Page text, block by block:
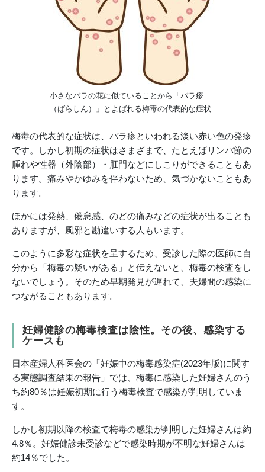
小さなバラの花に似ていることから「バラ疹
（ばらしん）」とよばれる梅毒の代表的な症状
梅毒の代表的な症状は、バラ疹といわれる淡い赤い色の発疹
です。しかし初期の症状はさまざまで、たとえばリンパ節の
腫れや性器（外陰部）・肛門などにしこりができることもあ
ります。痛みやかゆみを伴わないため、気づかないこともあ
ります。
ほかには発熱、倦怠感、のどの痛みなどの症状が出ることも
ありますが、風邪と勘違いする人もいます。
このように多彩な症状を呈するため、受診した際の医師に自
分から「梅毒の疑いがある」と伝えないと、梅毒の検査をし
ないでしょう。そのため早期発見が遅れて、夫婦間の感染に
つながることもあります。
妊婦健診の梅毒検査は陰性。その後、感染する
ケースも
日本産婦人科医会の「妊娠中の梅毒感染症(2023年版)に関す
る実態調査結果の報告」では、梅毒に感染した妊婦さんのう
ち約80％は妊娠初期に行う梅毒検査で感染が判明していま
す。
しかし初期以降の検査で梅毒の感染が判明した妊婦さんは約
4.8％。妊娠健診未受診などで感染時期が不明な妊婦さんは
約14％でした。